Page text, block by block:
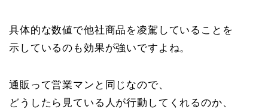
具体的な数値で他社商品を凌駕していることを
示しているのも効果が強いですよね。
通販って営業マンと同じなので、
どうしたら見ている人が行動してくれるのか、